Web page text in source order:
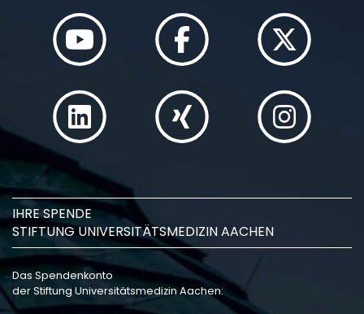
IHRE SPENDE
STIFTUNG UNIVERSITÄTSMEDIZIN AACHEN
Das Spendenkonto
der Stiftung Universitätsmedizin Aachen: